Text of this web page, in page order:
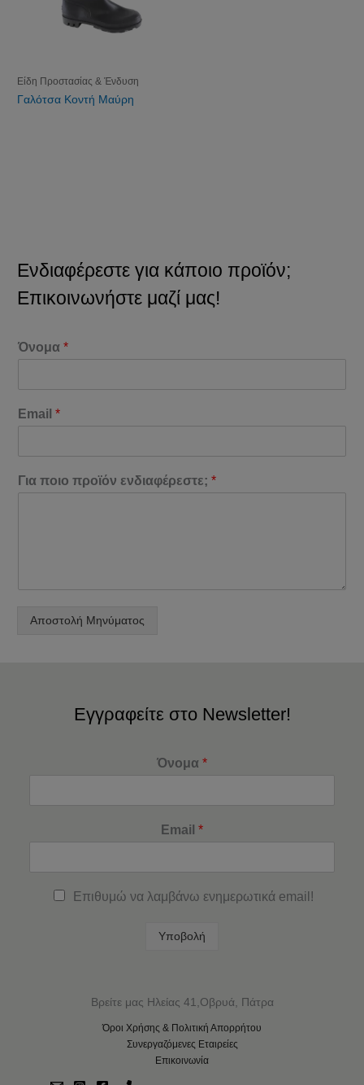
Είδη Προστασίας & Ένδυση
Γαλότσα Κοντή Μαύρη
Ενδιαφέρεστε για κάποιο προϊόν;
Επικοινωνήστε μαζί μας!
Όνομα*
Email*
Για ποιο προϊόν ενδιαφέρεστε;*
Αποστολή Μηνύματος
Εγγραφείτε στο Newsletter!
Όνομα *
Email *
Επιθυμώ να λαμβάνω ενημερωτικά email!
Υποβολή
Βρείτε μας Ηλείας 41,Οβρυά, Πάτρα
Όροι Χρήσης & Πολιτική Απορρήτου
Συνεργαζόμενες Εταιρείες
Επικοινωνία